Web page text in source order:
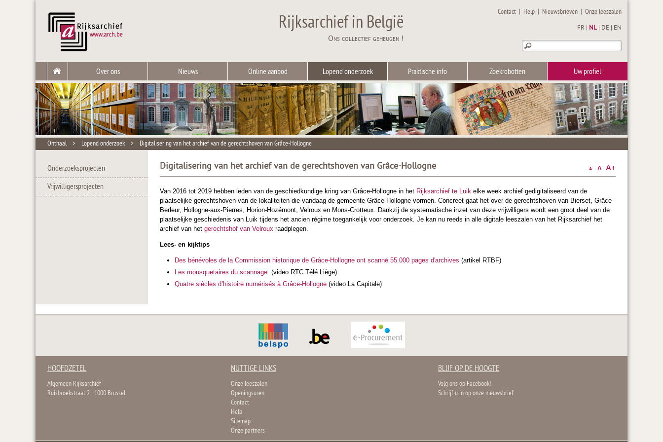
Rijksarchief in België
Ons collectief geheugen !
Contact | Help | Nieuwsbrieven |Onze leeszalen
FR NL DE EN
Over ons Nieuws Online aanbod Lopend onderzoek Praktische info Zoekrobotten Uw profiel
Onthaal > Lopend onderzoek > Digitalisering van het archief van de gerechtshoven van Grâce-Hollogne
Onderzoeksprojecten
Vrijwilligersprojecten
Digitalisering van het archief van de gerechtshoven van Grâce-Hollogne
Van 2016 tot 2019 hebben leden van de geschiedkundige kring van Grâce-Hollogne in het Rijksarchief te Luik elke week archief gedigitaliseerd van de
plaatselijke gerechtshoven van de lokaliteiten die vandaag de gemeente Grâce-Hollogne vormen. Concreet gaat het over de gerechtshoven van Bierset, Grâce-
Berleur, Hollogne-aux-Pierres, Horion-Hozémont, Velroux en Mons-Crotteux. Dankzij de systematische inzet van deze vrijwilligers wordt een groot deel van de
plaatselijke geschiedenis van Luik tijdens het ancien régime toegankelijk voor onderzoek. Je kan nu reeds in alle digitale leeszalen van het Rijksarchief het
archief van het gerechtshof van Velroux raadplegen.
Lees- en kijktips
Des bénévoles de la Commission historique de Grâce-Hollogne ont scanné 55.000 pages d'archives (artikel RTBF)
Les mousquetaires du scannage (video RTC Télé Liège)
Quatre siècles d’histoire numérisés à Grâce-Hollogne (video La Capitale)
HOOFDZETEL
Algemeen Rijksarchief
Ruisbroekstraat 2 - 1000 Brussel
NUTTIGE LINKS
Onze leeszalen
Openingsuren
Contact
Help
Sitemap
Onze partners
BLIJF OP DE HOOGTE
Volg ons op Facebook!
Schrijf u in op onze nieuwsbrief